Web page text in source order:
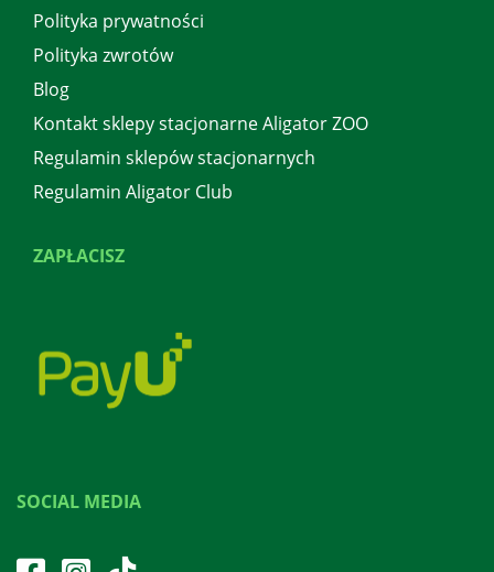
Polityka prywatności
Polityka zwrotów
Blog
Kontakt sklepy stacjonarne Aligator ZOO
Regulamin sklepów stacjonarnych
Regulamin Aligator Club
ZAPŁACISZ
SOCIAL MEDIA